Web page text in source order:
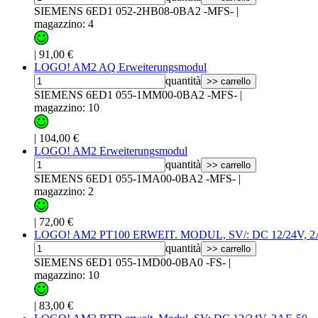
SIEMENS 6ED1 052-2HB08-0BA2 -MFS- |
magazzino: 4
| 91,00 €
LOGO! AM2 AQ Erweiterungsmodul
quantità >> carrello
SIEMENS 6ED1 055-1MM00-0BA2 -MFS- |
magazzino: 10
| 104,00 €
LOGO! AM2 Erweiterungsmodul
quantità >> carrello
SIEMENS 6ED1 055-1MA00-0BA2 -MFS- |
magazzino: 2
| 72,00 €
LOGO! AM2 PT100 ERWEIT. MODUL, SV/: DC 12/24V,
quantità >> carrello
SIEMENS 6ED1 055-1MD00-0BA0 -FS- |
magazzino: 10
| 83,00 €